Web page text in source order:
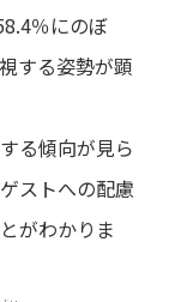
％にのぼ
する姿勢が顕
る傾向が見ら
ストへの配慮
がわかりま